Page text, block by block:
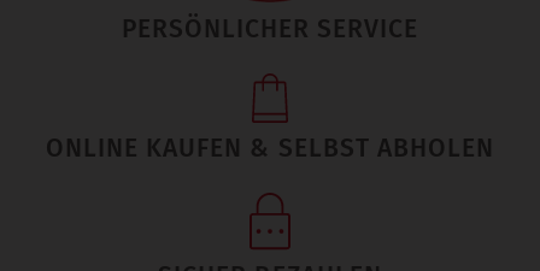
PERSÖNLICHER SERVICE
ONLINE KAUFEN & SELBST ABHOLEN